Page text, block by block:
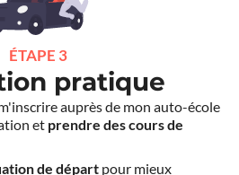
ÉTAPE 3
pratique
auprès de mon auto-école
et prendre des cours de
de départ pour mieux